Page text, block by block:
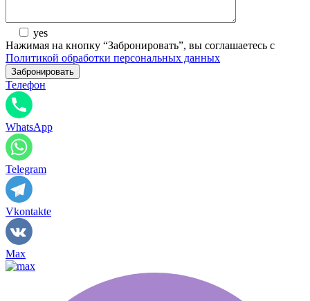
yes
Нажимая на кнопку “Забронировать”, вы соглашаетесь с
Политикой обработки персональных данных
Телефон
WhatsApp
Telegram
Vkontakte
Max